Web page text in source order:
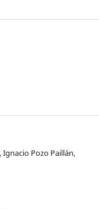
Ignacio Pozo Paillán,